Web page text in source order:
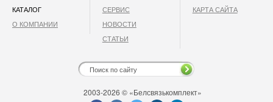
КАТАЛОГ
О КОМПАНИИ
СЕРВИС
НОВОСТИ
СТАТЬИ
КАРТА САЙТА
2003-2026 © «Белсвязькомплект»